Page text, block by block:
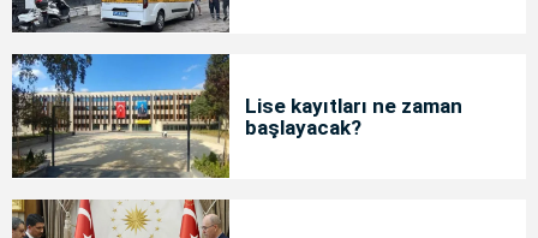
Lise kayıtları ne zaman
başlayacak?